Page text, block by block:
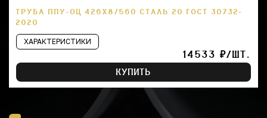
ТРУБА ППУ-ОЦ 426Х8/560 СТАЛЬ 20 ГОСТ 30732-
2020
ХАРАКТЕРИСТИКИ
14533 ₽/ШТ.
КУПИТЬ